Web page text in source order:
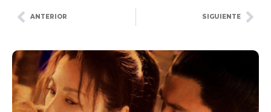
ANTERIOR SIGUIENTE